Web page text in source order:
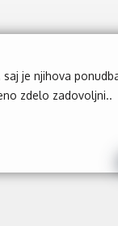
kar potrebujemo v